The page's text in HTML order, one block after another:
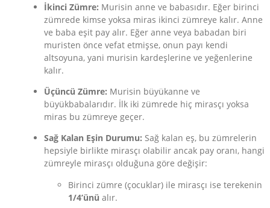
İkinci Zümre: Murisin anne ve babasıdır. Eğer birinci
zümrede kimse yoksa miras ikinci zümreye kalır. Anne
ve baba eşit pay alır. Eğer anne veya babadan biri
muristen önce vefat etmişse, onun payı kendi
altsoyuna, yani murisin kardeşlerine ve yeğenlerine
kalır.
Üçüncü Zümre: Murisin büyükanne ve
büyükbabalarıdır. İlk iki zümrede hiç mirasçı yoksa
miras bu zümreye geçer.
Sağ Kalan Eşin Durumu: Sağ kalan eş, bu zümrelerin
hepsiyle birlikte mirasçı olabilir ancak pay oranı, hangi
zümreyle mirasçı olduğuna göre değişir:
Birinci zümre (çocuklar) ile mirasçı ise terekenin
1/4’ünü alır.